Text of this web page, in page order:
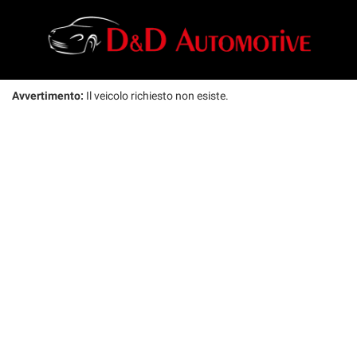
Avvertimento: Il veicolo richiesto non esiste.